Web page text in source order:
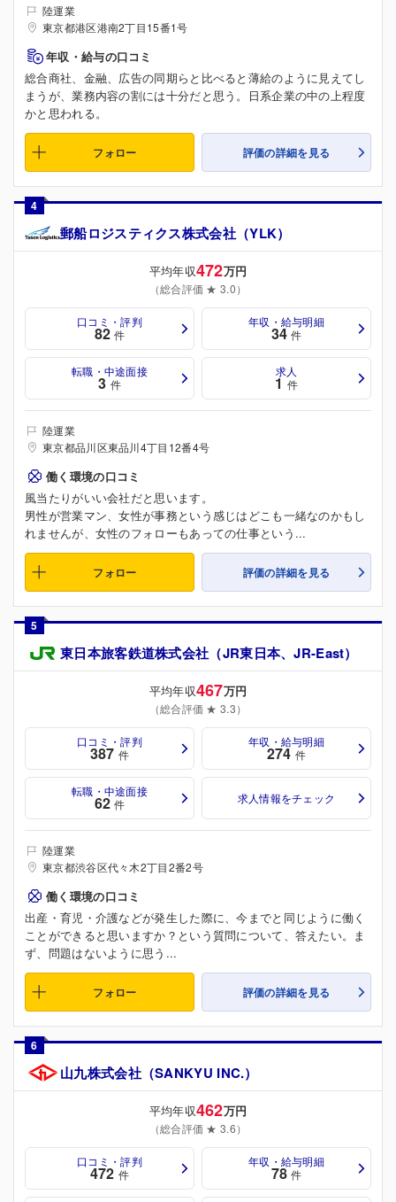
陸運業
東京都港区港南2丁目15番1号
年収・給与の口コミ
総合商社、金融、広告の同期らと比べると薄給のように見えてし
まうが、業務内容の割には十分だと思う。日系企業の中の上程度
かと思われる。
フォロー 評価の詳細を見る
4
郵船ロジスティクス株式会社（YLK）
平均年収472万円
（総合評価 ★ 3.0）
口コミ・評判
82 件
年収・給与明細
34 件
転職・中途面接
3 件
求人
1 件
陸運業
東京都品川区東品川4丁目12番4号
働く環境の口コミ
風当たりがいい会社だと思います。
男性が営業マン、女性が事務という感じはどこも一緒なのかもし
れませんが、女性のフォローもあっての仕事という...
フォロー 評価の詳細を見る
5
東日本旅客鉄道株式会社（JR東日本、JR-East）
平均年収467万円
（総合評価 ★ 3.3）
口コミ・評判
387 件
年収・給与明細
274 件
転職・中途面接
62 件 求人情報をチェック
陸運業
東京都渋谷区代々木2丁目2番2号
働く環境の口コミ
出産・育児・介護などが発生した際に、今までと同じように働く
ことができると思いますか？という質問について、答えたい。ま
ず、問題はないように思う...
フォロー 評価の詳細を見る
6
山九株式会社（SANKYU INC.）
平均年収462万円
（総合評価 ★ 3.6）
口コミ・評判
472 件
年収・給与明細
78 件